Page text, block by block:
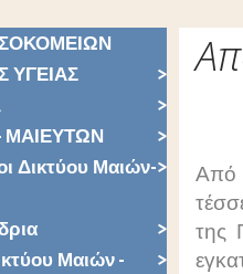
Από
της
ΥΓΕΙΑΣ
ΜΑΙΕΥΤΩΝ
Δικτύου Μαιών-
Μαιών -